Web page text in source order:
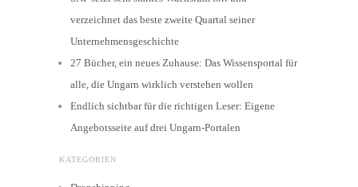
verzeichnet das beste zweite Quartal seiner
Unternehmensgeschichte
27 Bücher, ein neues Zuhause: Das Wissensportal für
alle, die Ungarn wirklich verstehen wollen
Endlich sichtbar für die richtigen Leser: Eigene
Angebotsseite auf drei Ungarn-Portalen
KATEGORIEN